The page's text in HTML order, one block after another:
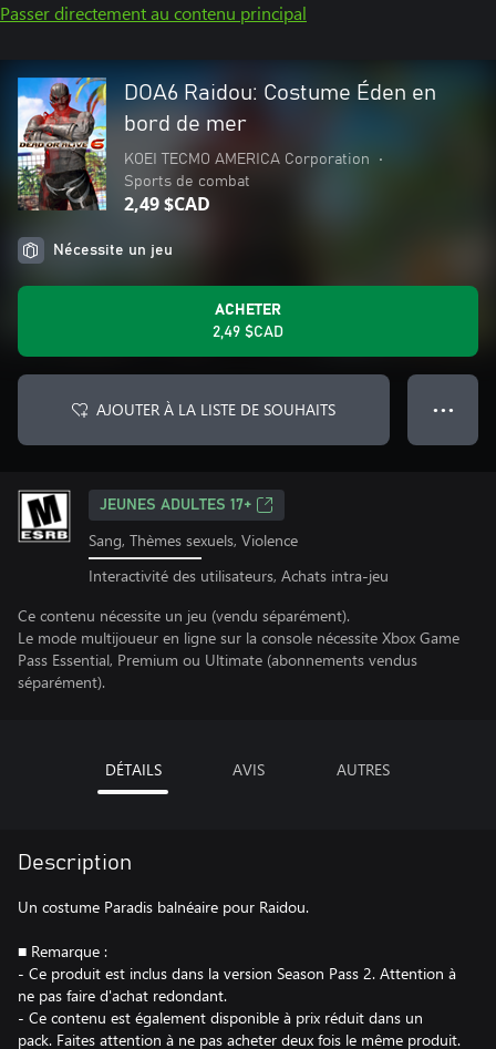
Passer directement au contenu principal
DOA6 Raidou: Costume Éden en
bord de mer
KOEI TECMO AMERICA Corporation
•
Sports de combat
2,49 $CAD
Nécessite un jeu
ACHETER
2,49 $CAD
AJOUTER À LA LISTE DE SOUHAITS ● ● ●
JEUNES ADULTES 17+
Sang, Thèmes sexuels, Violence
Interactivité des utilisateurs, Achats intra-jeu
Ce contenu nécessite un jeu (vendu séparément).
Le mode multijoueur en ligne sur la console nécessite Xbox Game
Pass Essential, Premium ou Ultimate (abonnements vendus
séparément).
DÉTAILS AVIS AUTRES
Description
Un costume Paradis balnéaire pour Raidou.
■ Remarque :
- Ce produit est inclus dans la version Season Pass 2. Attention à
ne pas faire d'achat redondant.
- Ce contenu est également disponible à prix réduit dans un
pack. Faites attention à ne pas acheter deux fois le même produit.